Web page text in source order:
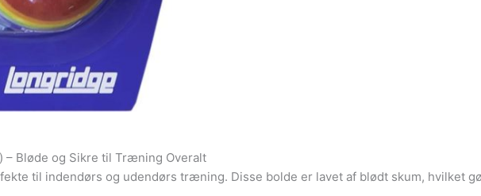
Bløde og Sikre til Træning Overalt
til indendørs og udendørs træning. Disse bolde er lavet af blødt skum, hvilket